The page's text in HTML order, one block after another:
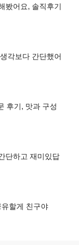
봤어요, 솔직후기
각보다 간단했어
후기, 맛과 구성
단하고 재미있답
할게 친구야